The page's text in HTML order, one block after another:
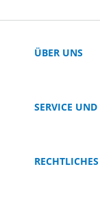
ÜBER UNS
SERVICE UND
RECHTLICHES